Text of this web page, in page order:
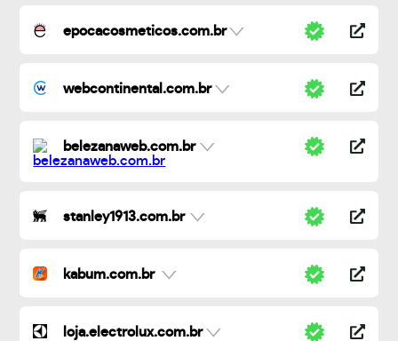
epocacosmeticos.com.br
webcontinental.com.br
belezanaweb.com.br
stanley1913.com.br
kabum.com.br
loja.electrolux.com.br